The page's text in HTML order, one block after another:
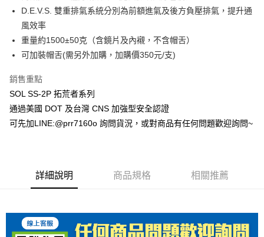
D.E.V.S. 雙重排氣系統分別為前額進氣及後方負壓排氣，提升通
風效率
重量約1500±50克（含鏡片及內襯，不含帽舌）
可加裝帽舌(需另外加購，加購價350元/支)
銷售重點
SOL SS-2P 拓荒者系列
通過美國 DOT 及台灣 CNS 加強型安全認證
可先加LINE:@prr7160o 詢問貨況，或對商品有任何問題歡迎詢問~
詳細說明 商品規格 相關推薦